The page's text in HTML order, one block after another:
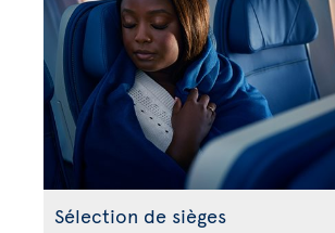
Sélection de sièges